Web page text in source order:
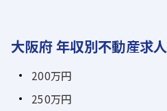
大阪府 年収別不動産求人
200万円
250万円